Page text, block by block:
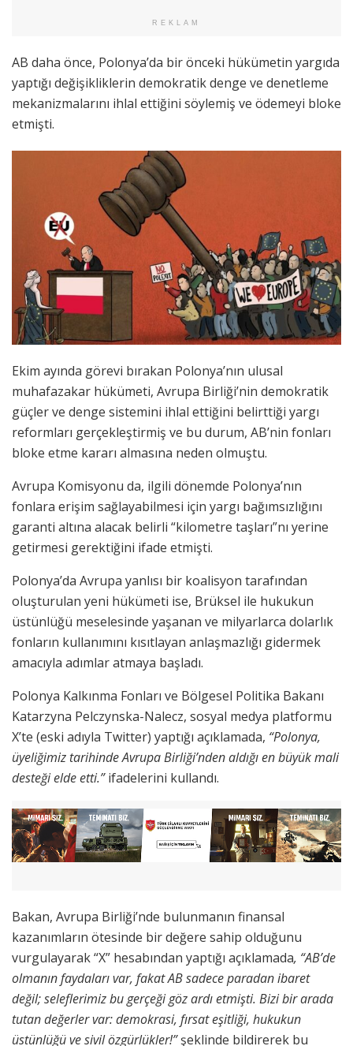
REKLAM
AB daha önce, Polonya’da bir önceki hükümetin yargıda
yaptığı değişikliklerin demokratik denge ve denetleme
mekanizmalarını ihlal ettiğini söylemiş ve ödemeyi bloke
etmişti.
Ekim ayında görevi bırakan Polonya’nın ulusal
muhafazakar hükümeti, Avrupa Birliği’nin demokratik
güçler ve denge sistemini ihlal ettiğini belirttiği yargı
reformları gerçekleştirmiş ve bu durum, AB’nin fonları
bloke etme kararı almasına neden olmuştu.
Avrupa Komisyonu da, ilgili dönemde Polonya’nın
fonlara erişim sağlayabilmesi için yargı bağımsızlığını
garanti altına alacak belirli “kilometre taşları”nı yerine
getirmesi gerektiğini ifade etmişti.
Polonya’da Avrupa yanlısı bir koalisyon tarafından
oluşturulan yeni hükümeti ise, Brüksel ile hukukun
üstünlüğü meselesinde yaşanan ve milyarlarca dolarlık
fonların kullanımını kısıtlayan anlaşmazlığı gidermek
amacıyla adımlar atmaya başladı.
Polonya Kalkınma Fonları ve Bölgesel Politika Bakanı
Katarzyna Pelczynska-Nalecz, sosyal medya platformu
X’te (eski adıyla Twitter) yaptığı açıklamada, “Polonya,
üyeliğimiz tarihinde Avrupa Birliği’nden aldığı en büyük mali
desteği elde etti.”ifadelerini kullandı.
Bakan, Avrupa Birliği’nde bulunmanın finansal
kazanımların ötesinde bir değere sahip olduğunu
vurgulayarak “X” hesabından yaptığı açıklamada, “AB’de
olmanın faydaları var, fakat AB sadece paradan ibaret
değil; seleflerimiz bu gerçeği göz ardı etmişti. Bizi bir arada
tutan değerler var: demokrasi, fırsat eşitliği, hukukun
üstünlüğü ve sivil özgürlükler!”şeklinde bildirerek bu